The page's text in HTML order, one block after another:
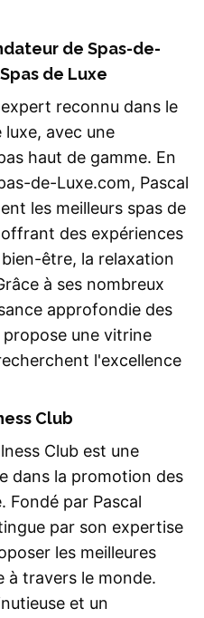
de Spas-de-
de Luxe
reconnu dans le
avec une
haut de gamme. En
de-Luxe.com, Pascal
les meilleurs spas de
des expériences
être, la relaxation
à ses nombreux
approfondie des
une vitrine
l'excellence
Club
Club est une
dans la promotion des
Fondé par Pascal
par son expertise
les meilleures
à travers le monde.
et un